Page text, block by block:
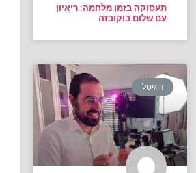
תעסוקה בזמן מלחמה: ריאיון
עם שלום בוקובזה
דיגיטל